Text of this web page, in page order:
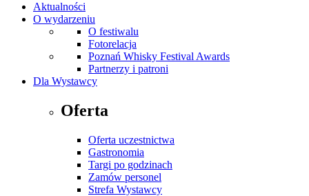
Aktualności
O wydarzeniu
O festiwalu
Fotorelacja
Poznań Whisky Festival Awards
Partnerzy i patroni
Dla Wystawcy
Oferta
Oferta uczestnictwa
Gastronomia
Targi po godzinach
Zamów personel
Strefa Wystawcy